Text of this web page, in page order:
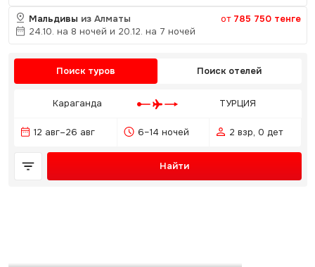
Мальдивы из Алматы от 785 750 тенге
24.10. на 8 ночей и 20.12. на 7 ночей
Поиск туров Поиск отелей
Караганда ТУРЦИЯ
12 авг–26 авг 6–14 ночей 2 взр, 0 дет
Найти